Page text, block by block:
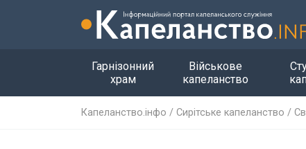
Гарнізонний
храм
Військове
капеланство
Капеланство.інфо / Сирітське капеланство /